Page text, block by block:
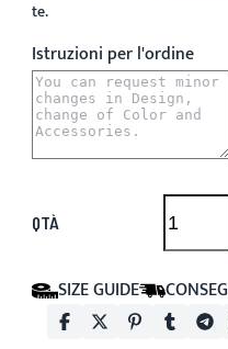
te.
Istruzioni per l'ordine
QTÀ
SIZE GUIDE